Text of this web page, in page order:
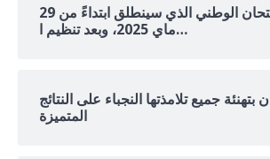
في إطار الإعداد للامتحان الوطني الذي سينطلق ابتداءً من 29
ماي 2025، وبعد تنظيم ا…
جميع تلامذتها النجباء على النتائج
المتميزة